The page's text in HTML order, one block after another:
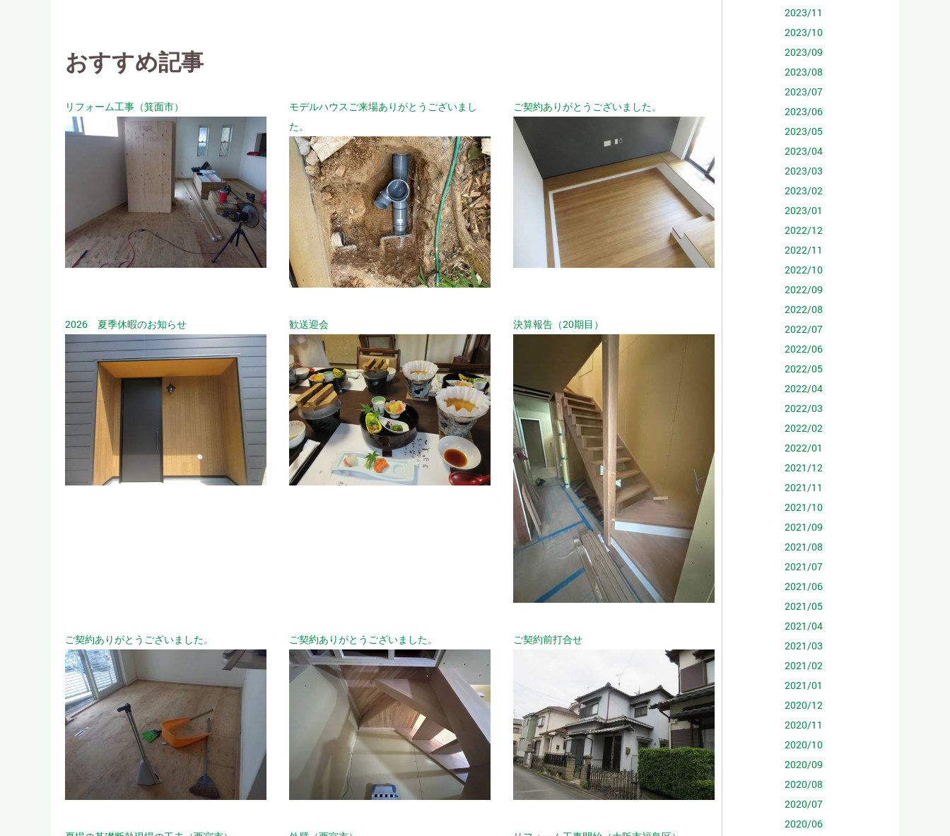
おすすめ記事
リフォーム工事（箕面市）
モデルハウスご来場ありがとうございまし
た。
ご契約ありがとうございました。
2026 夏季休暇のお知らせ 歓送迎会 決算報告（20期目）
ご契約ありがとうございました。 ご契約ありがとうございました。 ご契約前打合せ
2023/11
2023/10
2023/09
2023/08
2023/07
2023/06
2023/05
2023/04
2023/03
2023/02
2023/01
2022/12
2022/11
2022/10
2022/09
2022/08
2022/07
2022/06
2022/05
2022/04
2022/03
2022/02
2022/01
2021/12
2021/11
2021/10
2021/09
2021/08
2021/07
2021/06
2021/05
2021/04
2021/03
2021/02
2021/01
2020/12
2020/11
2020/10
2020/09
2020/08
2020/07
2020/06